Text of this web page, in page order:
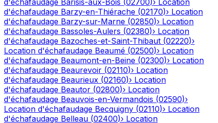
d'échafaudage Barisis-aux-Bois (02700)› Location
d'échafaudage Barzy-en-Thiérache (02170)› Location
d'échafaudage Barzy-sur-Marne (02850)› Location
d'échafaudage Bassoles-Aulers (02380)› Location
d'échafaudage Bazoches-et-Saint-Thibaut (02220)›
Location d'échafaudage Beaumé (02500)› Location
d'échafaudage Beaumont-en-Beine (02300)› Location
d'échafaudage Beaurevoir (02110)› Location
d'échafaudage Beaurieux (02160)› Location
d'échafaudage Beautor (02800)› Location
d'échafaudage Beauvois-en-Vermandois (02590)›
Location d'échafaudage Becquigny (02110)› Location
d'échafaudage Belleau (02400)› Location